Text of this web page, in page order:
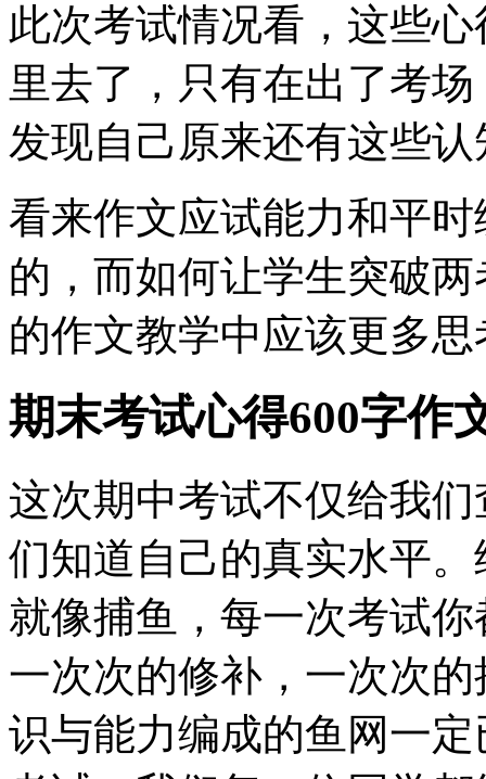
此次考试情况看，这些
里去了，只有在出了考
发现自己原来还有这些认
看来作文应试能力和平
的，而如何让学生突破
的作文教学中应该更多
期末考试心得600字作
这次期中考试不仅给我
们知道自己的真实水平
就像捕鱼，每一次考试
一次次的修补，一次次
识与能力编成的鱼网一